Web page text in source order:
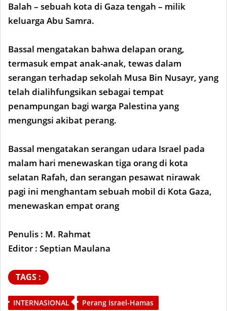
Balah – sebuah kota di Gaza tengah – milik
keluarga Abu Samra.
Bassal mengatakan bahwa delapan orang,
termasuk empat anak-anak, tewas dalam
serangan terhadap sekolah Musa Bin Nusayr, yang
telah dialihfungsikan sebagai tempat
penampungan bagi warga Palestina yang
mengungsi akibat perang.
Bassal mengatakan serangan udara Israel pada
malam hari menewaskan tiga orang di kota
selatan Rafah, dan serangan pesawat nirawak
pagi ini menghantam sebuah mobil di Kota Gaza,
menewaskan empat orang
Penulis : M. Rahmat
Editor : Septian Maulana
TAGS :
INTERNASIONAL Perang Israel-Hamas